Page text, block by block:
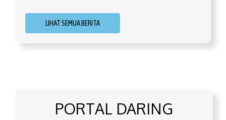
LIHAT SEMUA BERITA
PORTAL DARING